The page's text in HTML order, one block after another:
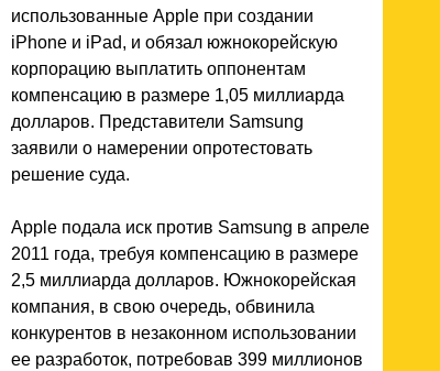
использованные Apple при создании
iPhone и iPad, и обязал южнокорейскую
корпорацию выплатить оппонентам
компенсацию в размере 1,05 миллиарда
долларов. Представители Samsung
заявили о намерении опротестовать
решение суда.
Apple подала иск против Samsung в апреле
2011 года, требуя компенсацию в размере
2,5 миллиарда долларов. Южнокорейская
компания, в свою очередь, обвинила
конкурентов в незаконном использовании
ее разработок, потребовав 399 миллионов